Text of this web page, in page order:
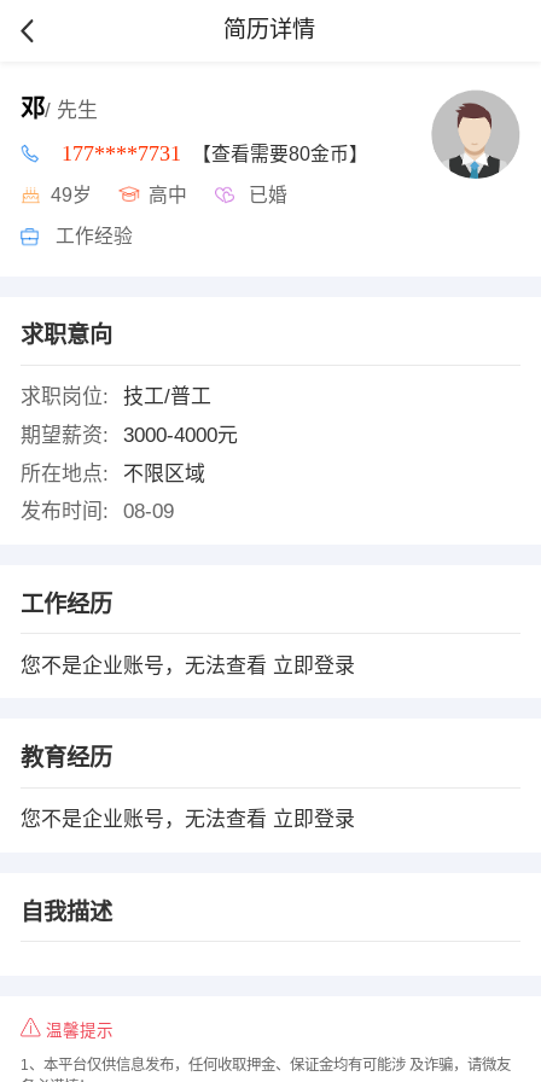
简历详情
邓/ 先生
177****7731 【查看需要80金币】
49岁 高中 已婚
工作经验
求职意向
求职岗位:
技工/普工
期望薪资:
3000-4000元
所在地点:
不限区域
发布时间:
08-09
工作经历
您不是企业账号，无法查看 立即登录
教育经历
您不是企业账号，无法查看 立即登录
自我描述
温馨提示
1、本平台仅供信息发布，任何收取押金、保证金均有可能涉 及诈骗，请微友